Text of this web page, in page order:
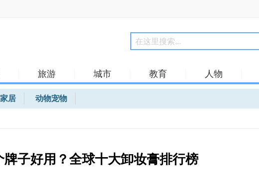
旅游 城市 教育
人物
家居 动物宠物
牌子好用？全球十大卸妆膏排行榜